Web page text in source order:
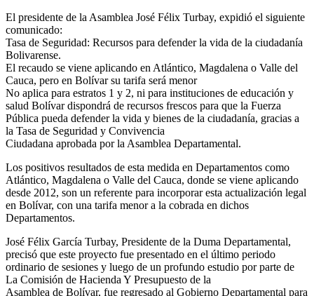
El presidente de la Asamblea José Félix Turbay, expidió el siguiente
comunicado:
Tasa de Seguridad: Recursos para defender la vida de la ciudadanía
Bolivarense.
El recaudo se viene aplicando en Atlántico, Magdalena o Valle del
Cauca, pero en Bolívar su tarifa será menor
No aplica para estratos 1 y 2, ni para instituciones de educación y
salud Bolívar dispondrá de recursos frescos para que la Fuerza
Pública pueda defender la vida y bienes de la ciudadanía, gracias a
la Tasa de Seguridad y Convivencia
Ciudadana aprobada por la Asamblea Departamental.
Los positivos resultados de esta medida en Departamentos como
Atlántico, Magdalena o Valle del Cauca, donde se viene aplicando
desde 2012, son un referente para incorporar esta actualización legal
en Bolívar, con una tarifa menor a la cobrada en dichos
Departamentos.
José Félix García Turbay, Presidente de la Duma Departamental,
precisó que este proyecto fue presentado en el último periodo
ordinario de sesiones y luego de un profundo estudio por parte de
La Comisión de Hacienda Y Presupuesto de la
Asamblea de Bolívar, fue regresado al Gobierno Departamental para